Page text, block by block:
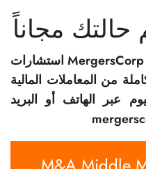
مجاناً
تقدم شركة MergersCorp M&A International استشارات
من المعاملات المالية
عبر الهاتف أو البريد